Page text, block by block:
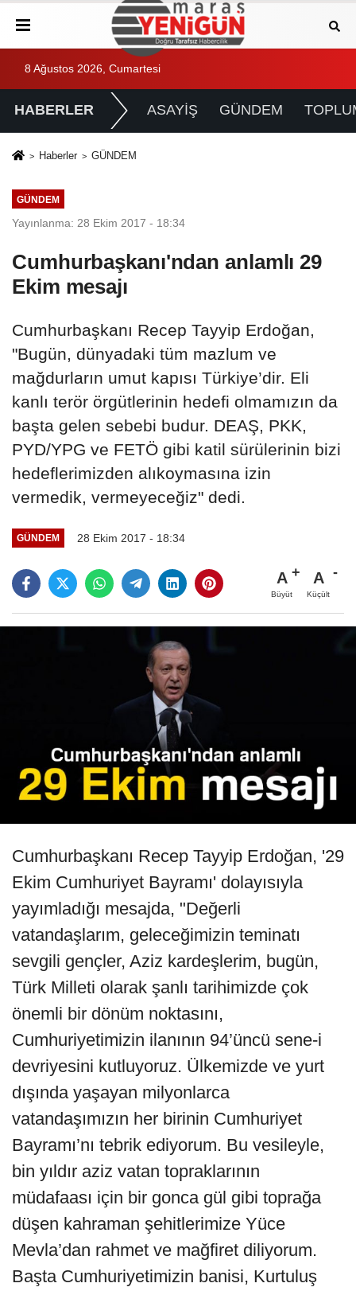
8 Ağustos 2026, Cumartesi
HABERLER ASAYİŞ GÜNDEM
Haberler GÜNDEM
GÜNDEM
Yayınlanma: 28 Ekim 2017 - 18:34
Cumhurbaşkanı'ndan anlamlı 29
Ekim mesajı
Cumhurbaşkanı Recep Tayyip Erdoğan,
"Bugün, dünyadaki tüm mazlum ve
mağdurların umut kapısı Türkiye’dir. Eli
kanlı terör örgütlerinin hedefi olmamızın da
başta gelen sebebi budur. DEAŞ, PKK,
PYD/YPG ve FETÖ gibi katil sürülerinin bizi
hedeflerimizden alıkoymasına izin
vermedik, vermeyeceğiz" dedi.
GÜNDEM 28 Ekim 2017 - 18:34
A
Büyüt
A
Küçült
Cumhurbaşkanı Recep Tayyip Erdoğan, '29
Ekim Cumhuriyet Bayramı' dolayısıyla
yayımladığı mesajda, "Değerli
vatandaşlarım, geleceğimizin teminatı
sevgili gençler, Aziz kardeşlerim, bugün,
Türk Milleti olarak şanlı tarihimizde çok
önemli bir dönüm noktasını,
Cumhuriyetimizin ilanının 94’üncü sene-i
devriyesini kutluyoruz. Ülkemizde ve yurt
dışında yaşayan milyonlarca
vatandaşımızın her birinin Cumhuriyet
Bayramı’nı tebrik ediyorum. Bu vesileyle,
bin yıldır aziz vatan topraklarının
müdafaası için bir gonca gül gibi toprağa
düşen kahraman şehitlerimize Yüce
Mevla’dan rahmet ve mağfiret diliyorum.
Başta Cumhuriyetimizin banisi, Kurtuluş